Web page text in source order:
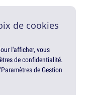
de cookies
l'afficher, vous
de confidentialité.
de Gestion